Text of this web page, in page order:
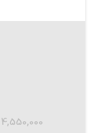
4,550,000